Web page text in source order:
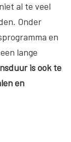
al te veel
Onder
en
lange
is ook te
en